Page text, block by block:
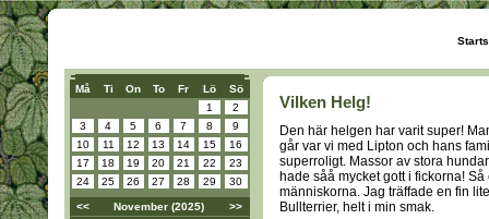
Må Ti On To Fr Lö
Sö
1
2
3
4 5 6 7 8
9
10
11 12 13 14 15
16
17
18 19 20 21 22
23
24
25 26 27 28 29 30
<< November (2025)
>>
Vilken Helg!
Den här helgen har varit super!
går var vi med Lipton och hans
superroligt. Massor av stora
hade såå mycket gott i fickorna!
människorna. Jag träffade en fin
Bullterrier, helt i min smak.